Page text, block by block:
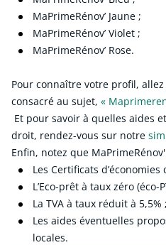
MaPrimeRénov’ Jaune ;
MaPrimeRénov’ Violet ;
MaPrimeRénov’ Rose.
Pour connaître votre profil,
consacré au sujet, «
Et pour savoir à quelles aides
droit, rendez-vous sur notre
Enfin, notez que
Les Certificats d’économies
L’Eco-prêt à taux zéro (éco-
La TVA à taux réduit à 5,5% ;
Les aides éventuelles
locales.